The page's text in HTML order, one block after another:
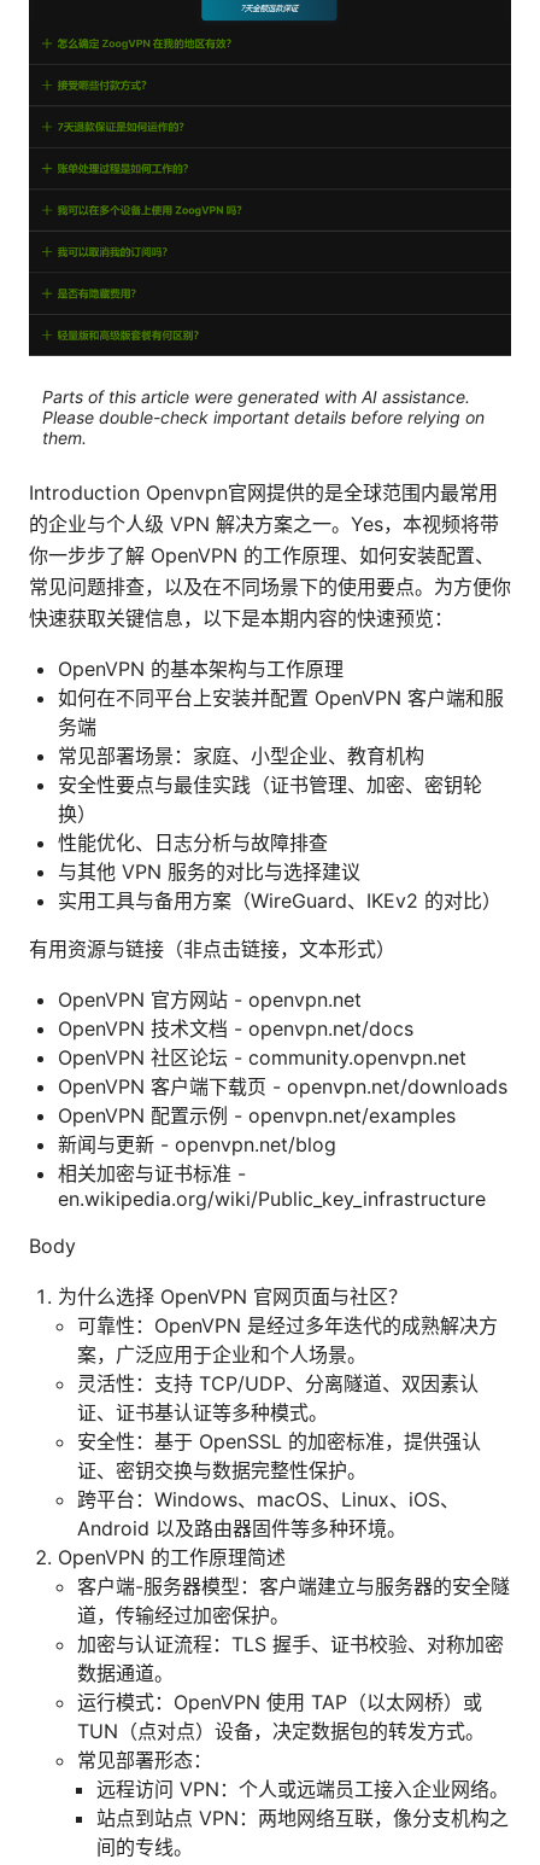
Parts of this article were generated with AI assistance.
Please double-check important details before relying on
them.
Introduction Openvpn官网提供的是全球范围内最常用
的企业与个人级 VPN 解决方案之一。Yes，本视频将带
你一步步了解 OpenVPN 的工作原理、如何安装配置、
常见问题排查，以及在不同场景下的使用要点。为方便你
快速获取关键信息，以下是本期内容的快速预览：
OpenVPN 的基本架构与工作原理
如何在不同平台上安装并配置 OpenVPN 客户端和服
务端
常见部署场景：家庭、小型企业、教育机构
安全性要点与最佳实践（证书管理、加密、密钥轮
换）
性能优化、日志分析与故障排查
与其他 VPN 服务的对比与选择建议
实用工具与备用方案（WireGuard、IKEv2 的对比）
有用资源与链接（非点击链接，文本形式）
OpenVPN 官方网站 - openvpn.net
OpenVPN 技术文档 - openvpn.net/docs
OpenVPN 社区论坛 - community.openvpn.net
OpenVPN 客户端下载页 - openvpn.net/downloads
OpenVPN 配置示例 - openvpn.net/examples
新闻与更新 - openvpn.net/blog
相关加密与证书标准 -
en.wikipedia.org/wiki/Public_key_infrastructure
Body
为什么选择 OpenVPN 官网页面与社区？
可靠性：OpenVPN 是经过多年迭代的成熟解决方
案，广泛应用于企业和个人场景。
灵活性：支持 TCP/UDP、分离隧道、双因素认
证、证书基认证等多种模式。
安全性：基于 OpenSSL 的加密标准，提供强认
证、密钥交换与数据完整性保护。
跨平台：Windows、macOS、Linux、iOS、
Android 以及路由器固件等多种环境。
OpenVPN 的工作原理简述
客户端-服务器模型：客户端建立与服务器的安全隧
道，传输经过加密保护。
加密与认证流程：TLS 握手、证书校验、对称加密
数据通道。
运行模式：OpenVPN 使用 TAP（以太网桥）或
TUN（点对点）设备，决定数据包的转发方式。
常见部署形态：
远程访问 VPN：个人或远端员工接入企业网络。
站点到站点 VPN：两地网络互联，像分支机构之
间的专线。